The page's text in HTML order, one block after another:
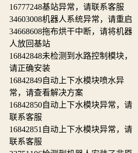
16777248基站异常，请联系客服
34603008机器人系统异常，请重启
34668608拖布烘干中断，请将机器
人放回基站
16842848未检测到水路控制模块，
请正确安装
16842849自动上下水模块喷水异
常，请查看解决方案
16842850自动上下水模块异常，请
联系客服
16842851 自动上下水模块异常，请
联系客服